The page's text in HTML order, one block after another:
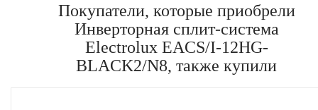
Покупатели, которые приобрели
Инверторная сплит-система
Electrolux EACS/I-12HG-
BLACK2/N8, также купили